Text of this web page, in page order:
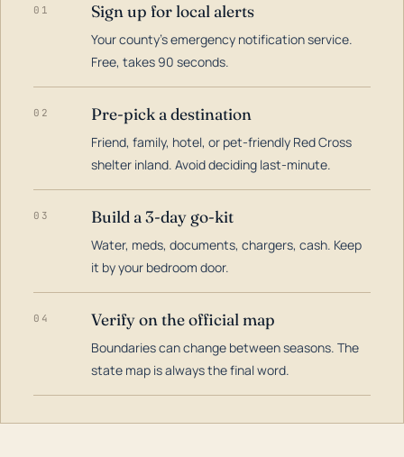
01 Sign up for local alerts
Your county's emergency notification service.
Free, takes 90 seconds.
02 Pre-pick a destination
Friend, family, hotel, or pet-friendly Red Cross
shelter inland. Avoid deciding last-minute.
03 Build a 3-day go-kit
Water, meds, documents, chargers, cash. Keep
it by your bedroom door.
04 Verify on the official map
Boundaries can change between seasons. The
state map is always the final word.